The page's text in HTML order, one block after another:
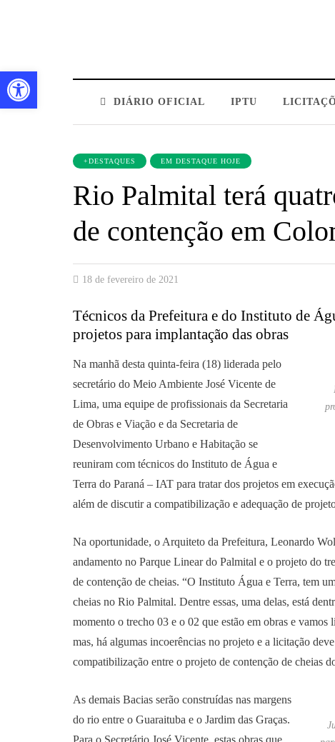
DIÁRIO OFICIAL IPTU
+DESTAQUES EM DESTAQUE HOJE
Rio Palmital terá
de contenção em
18 de fevereiro de 2021
Técnicos da Prefeitura e do Instituto de
projetos para implantação das obras
Na manhã desta quinta-feira (18) liderada pelo
secretário do Meio Ambiente José Vicente de
Lima, uma equipe de profissionais da Secretaria
de Obras e Viação e da Secretaria de
Desenvolvimento Urbano e Habitação se
reuniram com técnicos do Instituto de Água e
Terra do Paraná – IAT para tratar dos projetos em
além de discutir a compatibilização e adequação de
Na oportunidade, o Arquiteto da Prefeitura, Leonardo
andamento no Parque Linear do Palmital e o projeto do
de contenção de cheias. “O Instituto Água e Terra, tem
cheias no Rio Palmital. Dentre essas, uma delas, está
momento o trecho 03 e o 02 que estão em obras e
mas, há algumas incoerências no projeto e a licitação
compatibilização entre o projeto de contenção de cheias
As demais Bacias serão construídas nas margens
do rio entre o Guaraituba e o Jardim das Graças.
Para o Secretário José Vicente, estas obras que
Barra de Ferramentas Aberta